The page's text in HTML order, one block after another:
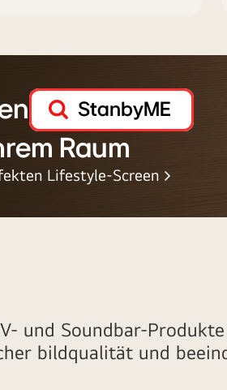
StanbyME
Raum
Lifestyle-Screen
und Soundbar-
bildqualität und